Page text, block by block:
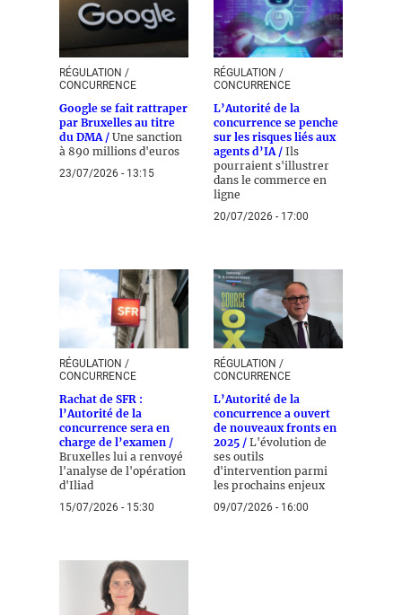
RÉGULATION /
CONCURRENCE
Google se fait rattraper
par Bruxelles au titre
du DMA / Une sanction
à 890 millions d'euros
23/07/2026 - 13:15
RÉGULATION /
CONCURRENCE
L’Autorité de la
concurrence se penche
sur les risques liés aux
agents d’IA / Ils
pourraient s'illustrer
dans le commerce en
ligne
20/07/2026 - 17:00
RÉGULATION /
CONCURRENCE
Rachat de SFR :
l’Autorité de la
concurrence sera en
charge de l’examen /
Bruxelles lui a renvoyé
l'analyse de l'opération
d'Iliad
15/07/2026 - 15:30
RÉGULATION /
CONCURRENCE
L’Autorité de la
concurrence a ouvert
de nouveaux fronts en
2025 / L'évolution de
ses outils
d'intervention parmi
les prochains enjeux
09/07/2026 - 16:00